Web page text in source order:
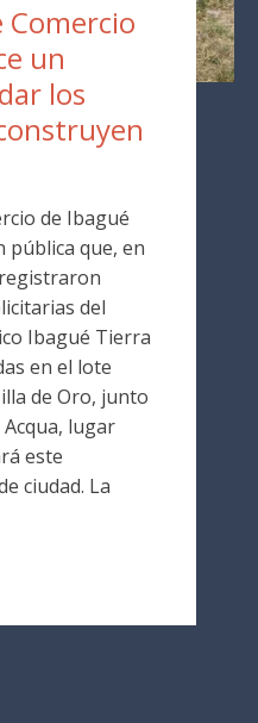
Comercio
un
los
de Ibagué
pública que, en
del
Ibagué Tierra
en el lote
de Oro, junto
lugar
este
ciudad. La